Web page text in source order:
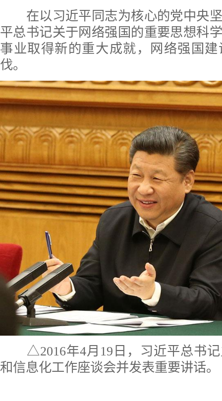
在以习近平同志为核心的党中央坚
平总书记关于网络强国的重要思想科
事业取得新的重大成就，网络强国
伐。
△2016年4月19日，习近平总书记
和信息化工作座谈会并发表重要讲话。